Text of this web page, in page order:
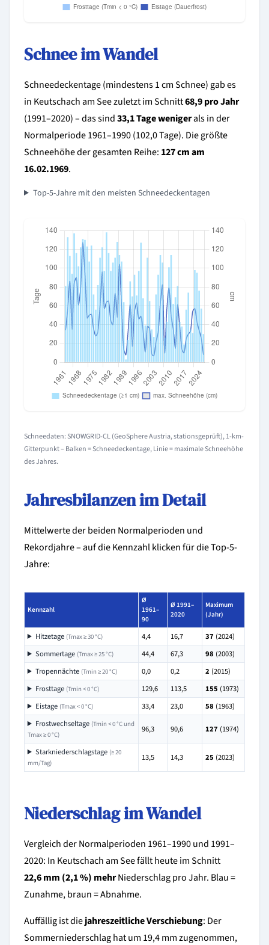
Schnee im Wandel
Schneedeckentage (mindestens 1 cm Schnee) gab es
in Keutschach am See zuletzt im Schnitt68,9 pro Jahr
(1991–2020) – das sind33,1 Tage wenigerals in der
Normalperiode 1961–1990 (102,0 Tage). Die größte
Schneehöhe der gesamten Reihe: 127 cm am
16.02.1969.
Top-5-Jahre mit den meisten Schneedeckentagen
Schneedaten: SNOWGRID-CL (GeoSphere Austria, stationsgeprüft), 1-km-
Gitterpunkt – Balken = Schneedeckentage, Linie = maximale Schneehöhe
des Jahres.
Jahresbilanzen im Detail
Mittelwerte der beiden Normalperioden und
Rekordjahre – auf die Kennzahl klicken für die Top-5-
Jahre:
Kennzahl
Ø
1961–
90
Ø 1991–
2020
Maximum
(Jahr)
Hitzetage (Tmax ≥ 30 °C) 4,4 16,7 37 (2024)
Sommertage (Tmax ≥ 25 °C) 44,4 67,3 98 (2003)
Tropennächte (Tmin ≥ 20 °C) 0,0 0,2 2 (2015)
Frosttage (Tmin < 0 °C) 129,6 113,5 155 (1973)
Eistage (Tmax < 0 °C) 33,4 23,0 58 (1963)
Frostwechseltage (Tmin < 0 °C und
Tmax ≥ 0 °C)
96,3 90,6 127 (1974)
Starkniederschlagstage (≥ 20
mm/Tag)
13,5 14,3 25 (2023)
Niederschlag im Wandel
Vergleich der Normalperioden 1961–1990 und 1991–
2020: In Keutschach am See fällt heute im Schnitt
22,6 mm (2,1 %) mehrNiederschlag pro Jahr. Blau =
Zunahme, braun = Abnahme.
Auffällig ist diejahreszeitliche Verschiebung: Der
Sommerniederschlag hat um 19,4 mm zugenommen,